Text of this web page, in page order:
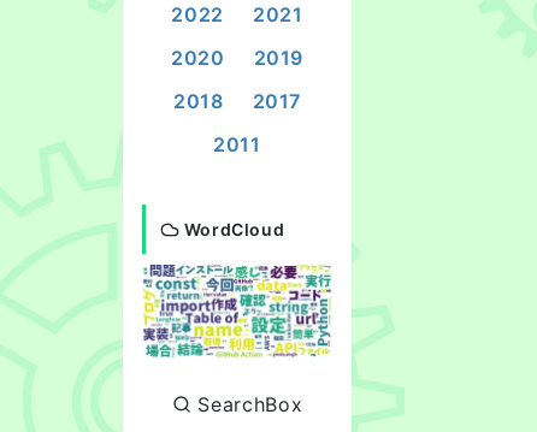
2022
2021
2020
2019
2018
2017
2011
WordCloud
SearchBox